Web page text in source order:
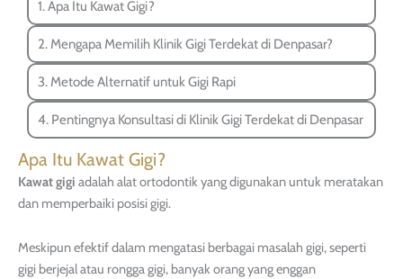
1. Apa Itu Kawat Gigi?
2. Mengapa Memilih Klinik Gigi Terdekat di Denpasar?
3. Metode Alternatif untuk Gigi Rapi
4. Pentingnya Konsultasi di Klinik Gigi Terdekat di Denpasar
Apa Itu Kawat Gigi?
Kawat gigi adalah alat ortodontik yang digunakan untuk meratakan
dan memperbaiki posisi gigi.
Meskipun efektif dalam mengatasi berbagai masalah gigi, seperti
gigi berjejal atau rongga gigi, banyak orang yang enggan